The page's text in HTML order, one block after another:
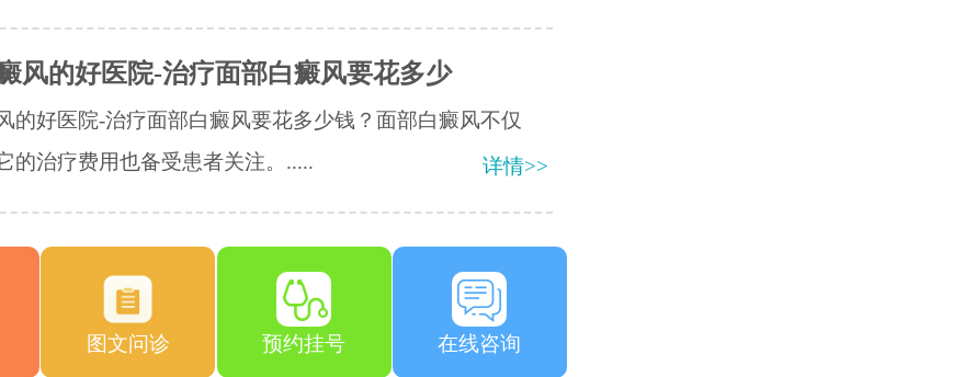
风的好医院-治疗面部白癜风要花多少
的好医院-治疗面部白癜风要花多少钱？面部白癜风不仅
的治疗费用也备受患者关注。.....
详情>>
图文问诊 预约挂号 在线咨询